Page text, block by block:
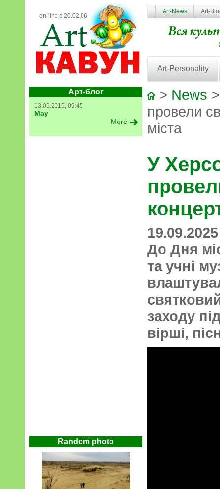
on-line с 20.02.06
Art-News Art-
Art-Personality
Арт-блог
13.05.2015, 09:45
May
More
Random photo
> News
провели
міста
У
До Дня
та учні
заходу
вірші,